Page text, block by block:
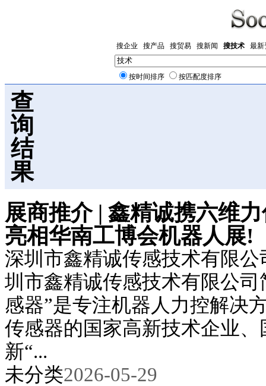
搜企业 搜产品 搜贸易 搜新闻 搜技术 最新
按时间排序 按匹配度排序
查
询
结
果
展商推介 | 鑫精诚携六维
亮相华南工博会机器人展!
深圳市鑫精诚传感技术有限公
圳市鑫精诚传感技术有限公司
感器”是专注机器人力控解决
传感器的国家高新技术企业、
新“...
未分类2026-05-29